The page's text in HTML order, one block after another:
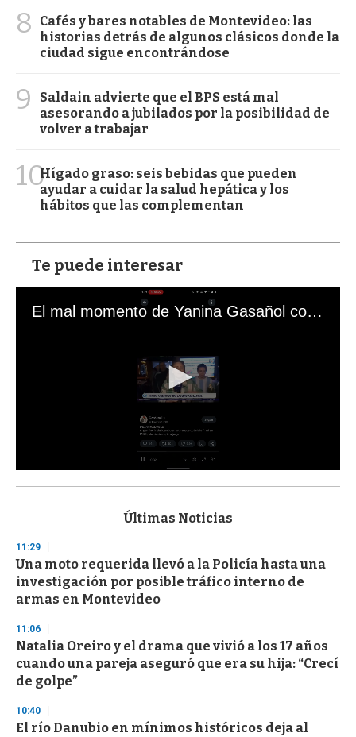
8
Cafés y bares notables de Montevideo: las
historias detrás de algunos clásicos donde la
ciudad sigue encontrándose
9
Saldain advierte que el BPS está mal
asesorando a jubilados por la posibilidad de
volver a trabajar
10Hígado graso: seis bebidas que pueden
ayudar a cuidar la salud hepática y los
hábitos que las complementan
Te puede interesar
El mal momento de Yanina Gasañol con un hincha argentino en "Subrayado"
s
d
s
o
f
3
s
e
c
o
n
s
Últimas Noticias
11:29
Una moto requerida llevó a la Policía hasta una
investigación por posible tráfico interno de
armas en Montevideo
11:06
Natalia Oreiro y el drama que vivió a los 17 años
cuando una pareja aseguró que era su hija: “Crecí
de golpe”
10:40
El río Danubio en mínimos históricos deja al